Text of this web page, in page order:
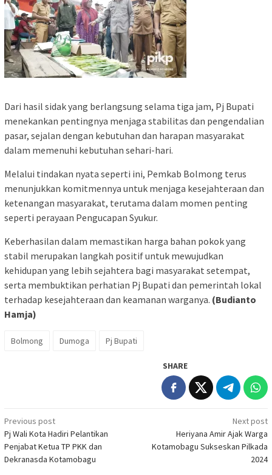
Dari hasil sidak yang berlangsung selama tiga jam, Pj Bupati
menekankan pentingnya menjaga stabilitas dan pengendalian
pasar, sejalan dengan kebutuhan dan harapan masyarakat
dalam memenuhi kebutuhan sehari-hari.
Melalui tindakan nyata seperti ini, Pemkab Bolmong terus
menunjukkan komitmennya untuk menjaga kesejahteraan dan
ketenangan masyarakat, terutama dalam momen penting
seperti perayaan Pengucapan Syukur.
Keberhasilan dalam memastikan harga bahan pokok yang
stabil merupakan langkah positif untuk mewujudkan
kehidupan yang lebih sejahtera bagi masyarakat setempat,
serta membuktikan perhatian Pj Bupati dan pemerintah lokal
terhadap kesejahteraan dan keamanan warganya. (Budianto
Hamja)
Bolmong Dumoga Pj Bupati
SHARE
Post
navigation
Previous post
Pj Wali Kota Hadiri Pelantikan
Penjabat Ketua TP PKK dan
Dekranasda Kotamobagu
Next post
Heriyana Amir Ajak Warga
Kotamobagu Sukseskan Pilkada
2024